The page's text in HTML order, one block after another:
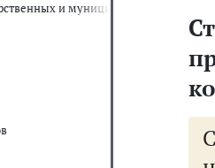
и муниципальных